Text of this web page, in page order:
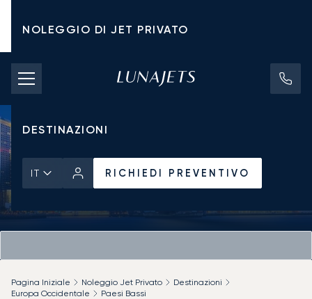
NOLEGGIO DI JET PRIVATO
TARIFFE DI NOLEGGIO
JET PRIVATI
DESTINAZIONI
IT RICHIEDI PREVENTIVO
Pagina Iniziale Noleggio Jet Privato
Destinazioni
Europa Occidentale
Paesi Bassi